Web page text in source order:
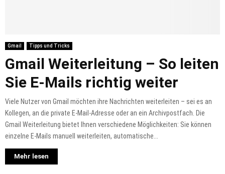
Gmail Tipps und Tricks
Gmail Weiterleitung – So leiten
Sie E-Mails richtig weiter
Viele Nutzer von Gmail möchten ihre Nachrichten weiterleiten – sei es an
Kollegen, an die private E-Mail-Adresse oder an ein Archivpostfach. Die
Gmail Weiterleitung bietet Ihnen verschiedene Möglichkeiten: Sie können
einzelne E-Mails manuell weiterleiten, automatische...
Mehr lesen